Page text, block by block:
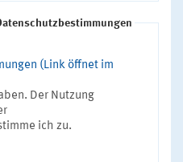
(Link öffnet im
Der Nutzung
ich zu.